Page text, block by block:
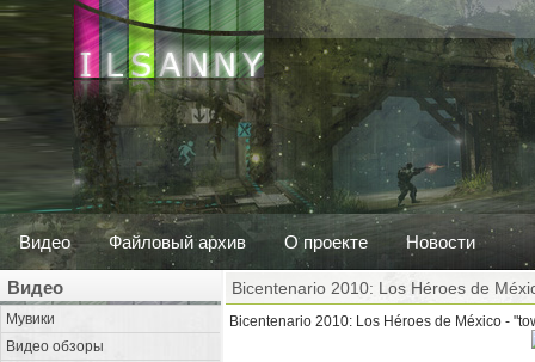
Видео Файловый архив О проекте Новости
Видео
Мувики
Видео обзоры
Bicentenario 2010: Los Héroes de
Bicentenario 2010: Los Héroes de México -